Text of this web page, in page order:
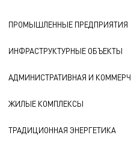
ПРОМЫШЛЕННЫЕ ПРЕДПРИЯТИЯ
ИНФРАСТРУКТУРНЫЕ ОБЪЕКТЫ
АДМИНИСТРАТИВНАЯ И
ЖИЛЫЕ КОМПЛЕКСЫ
ТРАДИЦИОННАЯ ЭНЕРГЕТИКА